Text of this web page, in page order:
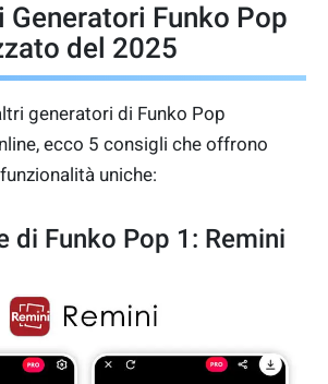
Generatori Funko Pop
del 2025
generatori di Funko Pop
ecco 5 consigli che offrono
uniche:
di Funko Pop 1: Remini